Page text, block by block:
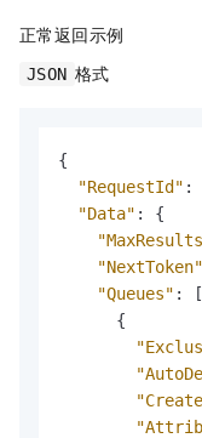
正常返回示例
JSON 格式
{
"RequestId" :
"Data" :
{
"NextToken"
"Queues" :
[
{